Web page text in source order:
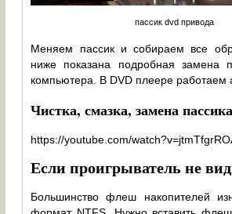
пассик dvd привода
Меняем пассик и собираем все
ниже показана подробная замена
компьютера. В DVD плеере работаем
Чистка, смазка, замена пассика
https://youtube.com/
Если проигрыватель не
Большинство флеш накопителей